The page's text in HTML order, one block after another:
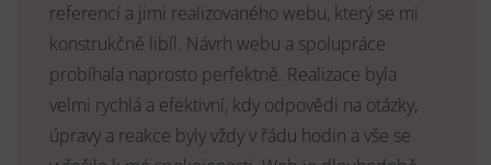
referencí a jimi realizovaného webu, který se mi
konstrukčně libíl. Návrh webu a spolupráce
probíhala naprosto perfektně. Realizace byla
velmi rychlá a efektivní, kdy odpovědi na otázky,
úpravy a reakce byly vždy v řádu hodin a vše se